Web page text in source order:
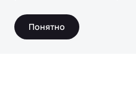
Корпоративным клиентам
Лизинг
Гарантия
Страховая гарантия
Умное пространство
Уникальная подвеска
Безопасность
Бренд Ли Авто | Li Auto
Новости
официальный дистрибьютор Ли
Политика конфиденциальности
Понятно